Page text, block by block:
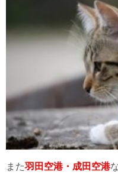
また羽田空港・成田空港